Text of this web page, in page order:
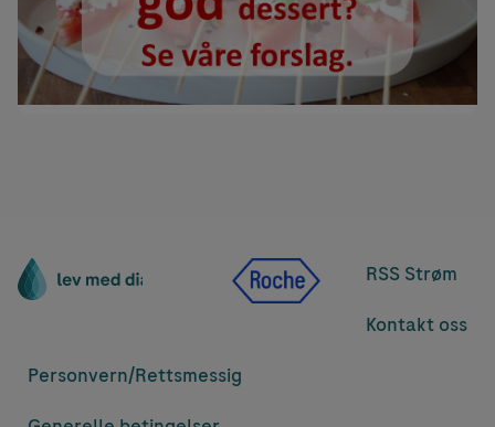
RSS Strøm
Kontakt oss
Personvern/Rettsmessig